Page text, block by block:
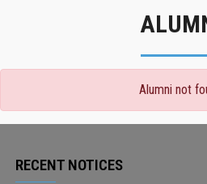
Alumni not
RECENT NOTICES